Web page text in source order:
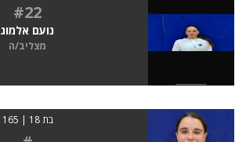
#22
נועם אלמוג
מצליב/ה
בת 18 | 165